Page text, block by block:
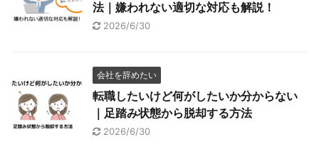
法｜嫌われない適切な対応も解説！
2026/6/30
会社を辞めたい
転職したいけど何がしたいか分からない
｜足踏み状態から脱却する方法
2026/6/30